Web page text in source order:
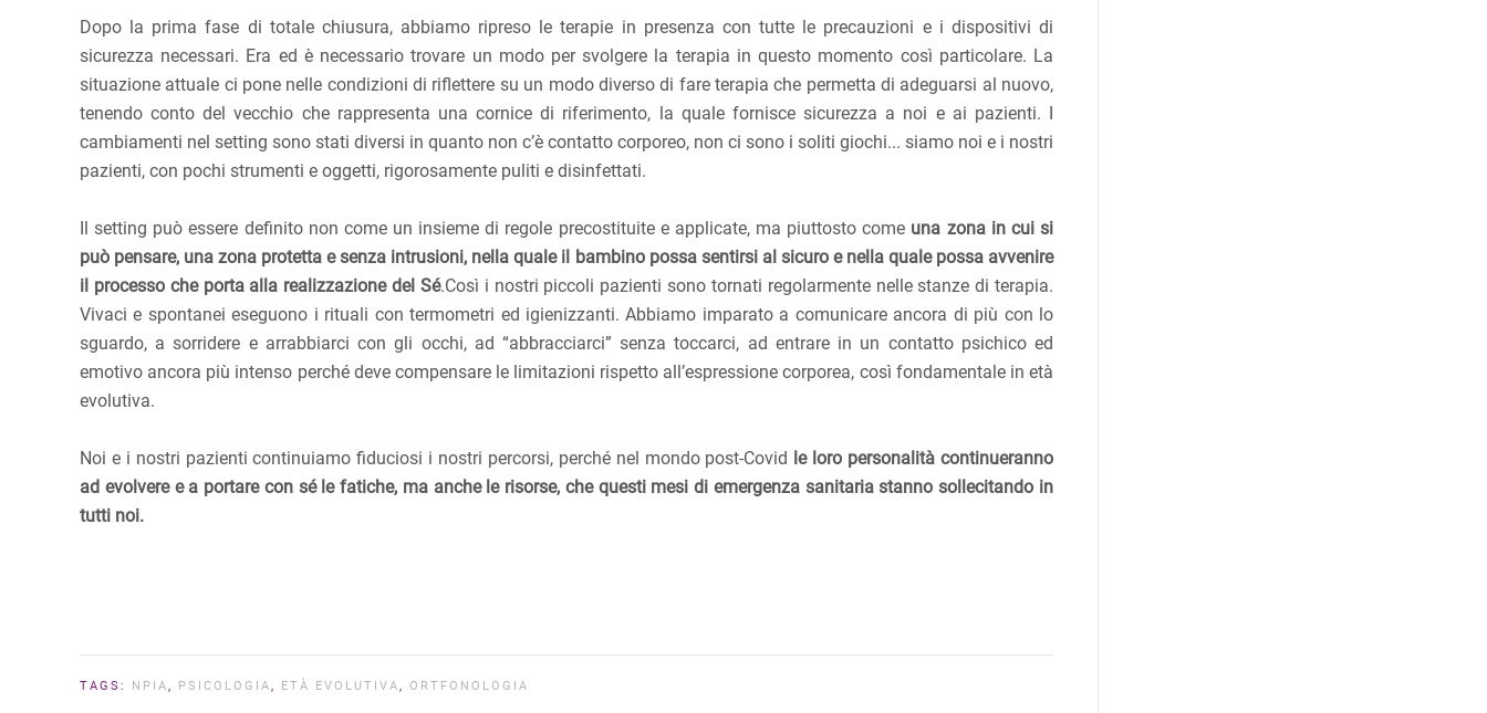
Dopo la prima fase di totale chiusura, abbiamo ripreso le terapie in presenza con tutte le precauzioni e i dispositivi di
sicurezza necessari. Era ed è necessario trovare un modo per svolgere la terapia in questo momento così particolare. La
situazione attuale ci pone nelle condizioni di riflettere su un modo diverso di fare terapia che permetta di adeguarsi al nuovo,
tenendo conto del vecchio che rappresenta una cornice di riferimento, la quale fornisce sicurezza a noi e ai pazienti. I
cambiamenti nel setting sono stati diversi in quanto non c’è contatto corporeo, non ci sono i soliti giochi... siamo noi e i nostri
pazienti, con pochi strumenti e oggetti, rigorosamente puliti e disinfettati.
Il setting può essere definito non come un insieme di regole precostituite e applicate, ma piuttosto come una zona in cui si
può pensare, una zona protetta e senza intrusioni, nella quale il bambino possa sentirsi al sicuro e nella quale possa avvenire
il processo che porta alla realizzazione del Sé.Così i nostri piccoli pazienti sono tornati regolarmente nelle stanze di terapia.
Vivaci e spontanei eseguono i rituali con termometri ed igienizzanti. Abbiamo imparato a comunicare ancora di più con lo
sguardo, a sorridere e arrabbiarci con gli occhi, ad “abbracciarci” senza toccarci, ad entrare in un contatto psichico ed
emotivo ancora più intenso perché deve compensare le limitazioni rispetto all’espressione corporea, così fondamentale in età
evolutiva.
Noi e i nostri pazienti continuiamo fiduciosi i nostri percorsi, perché nel mondo post-Covid le loro personalità continueranno
ad evolvere e a portare con sé le fatiche, ma anche le risorse, che questi mesi di emergenza sanitaria stanno sollecitando in
tutti noi.
TAGS: NPIA, PSICOLOGIA, ETÀ EVOLUTIVA, ORTFONOLOGIA